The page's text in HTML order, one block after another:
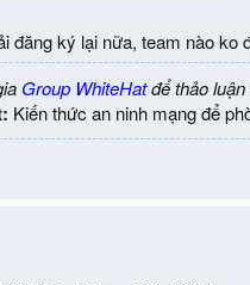
đăng ký lại nữa, team nào ko
Group WhiteHatđể thảo luận
Kiến thức an ninh mạng để